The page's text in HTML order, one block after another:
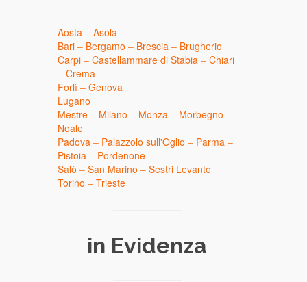
Aosta – Asola
Bari– Bergamo – Brescia – Brugherio
Carpi– Castellammare di Stabia – Chiari
– Crema
Forlì – Genova
Lugano
Mestre– Milano – Monza – Morbegno
Noale
Padova – Palazzolo sull'Oglio – Parma –
Pistoia – Pordenone
Salò – San Marino – Sestri Levante
Torino – Trieste
in Evidenza